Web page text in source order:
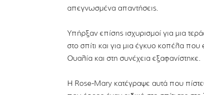
απεγνωσμένα απαντήσεις.
Υπήρξαν επίσης ισχυρισμοί για μια
στο σπίτι και για μια έγκυο κοπέλα που
Ουαλία και στη συνέχεια εξαφανίστηκε.
Η Rose-Mary κατέγραψε αυτά που